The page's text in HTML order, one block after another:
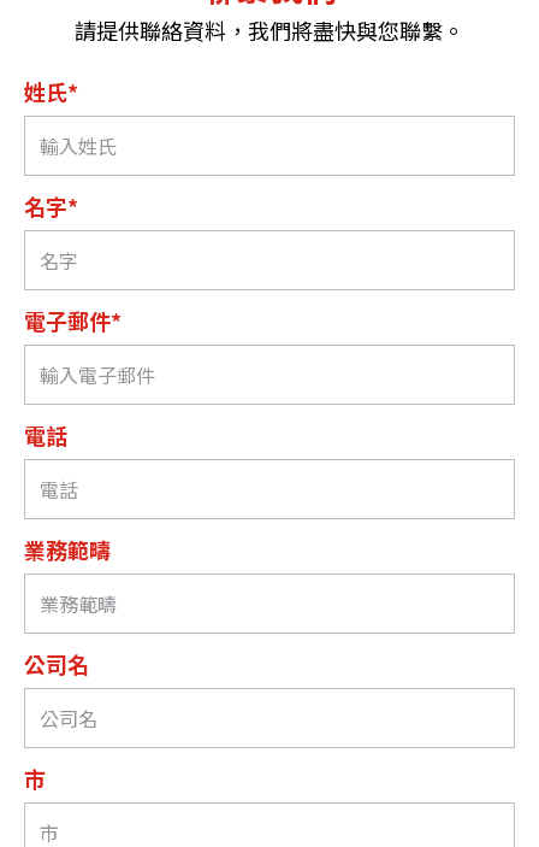
請提供聯絡資料，我們將盡快與您聯繫。
姓氏*
名字*
電子郵件*
電話
業務範疇
公司名
市